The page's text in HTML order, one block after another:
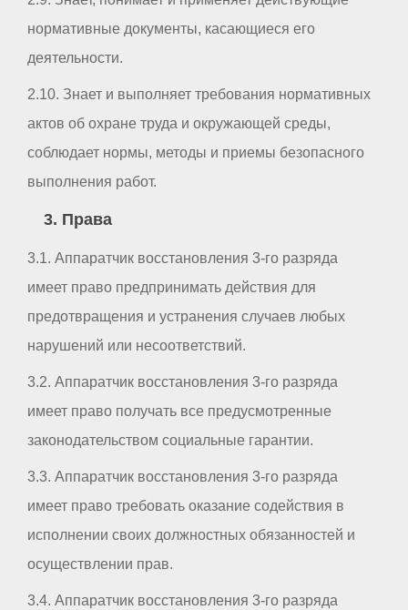
нормативные документы, касающиеся его
деятельности.
2.10. Знает и выполняет требования нормативных
актов об охране труда и окружающей среды,
соблюдает нормы, методы и приемы безопасного
выполнения работ.
3. Права
3.1. Аппаратчик восстановления 3-го разряда
имеет право предпринимать действия для
предотвращения и устранения случаев любых
нарушений или несоответствий.
3.2. Аппаратчик восстановления 3-го разряда
имеет право получать все предусмотренные
законодательством социальные гарантии.
3.3. Аппаратчик восстановления 3-го разряда
имеет право требовать оказание содействия в
исполнении своих должностных обязанностей и
осуществлении прав.
3.4. Аппаратчик восстановления 3-го разряда